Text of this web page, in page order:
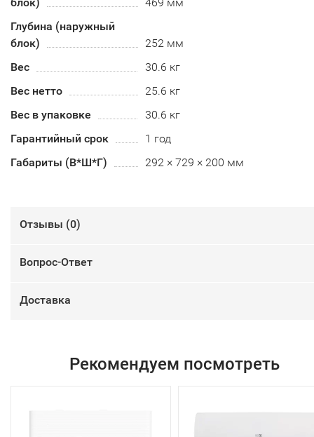
Глубина (наружный
блок)
252 мм
Вес
30.6 кг
Вес нетто
25.6 кг
Вес в упаковке
30.6 кг
Гарантийный срок
1 год
Габариты (В*Ш*Г)
292 × 729 × 200 мм
Отзывы (0)
Вопрос-Ответ
Доставка
Рекомендуем посмотреть